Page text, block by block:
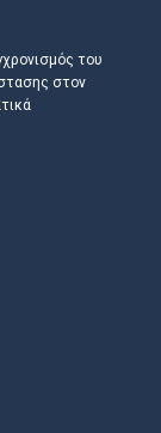
του
στον